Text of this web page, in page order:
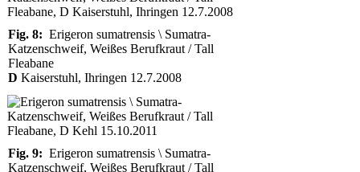
Fig. 8: Erigeron sumatrensis \ Sumatra-
Katzenschweif, Weißes Berufkraut / Tall
Fleabane
D Kaiserstuhl, Ihringen 12.7.2008
Fig. 9: Erigeron sumatrensis \ Sumatra-
Katzenschweif, Weißes Berufkraut / Tall